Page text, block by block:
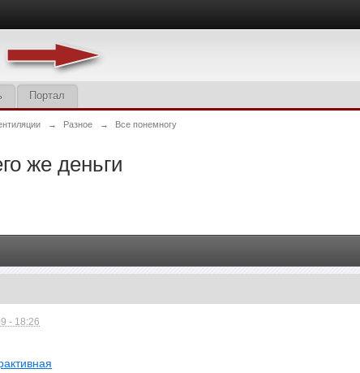
Портал
→ Разное → Все понемногу
же деньги
- 18:26